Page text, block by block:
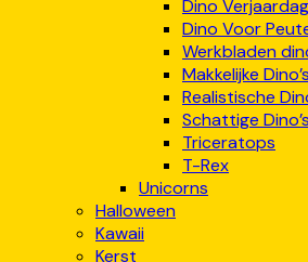
Dino
Dino Voor
Werkbladen
Makkelijke Dino’s
Realistische
Schattige Dino’s
Triceratops
T-Rex
Unicorns
Halloween
Kawaii
Kerst